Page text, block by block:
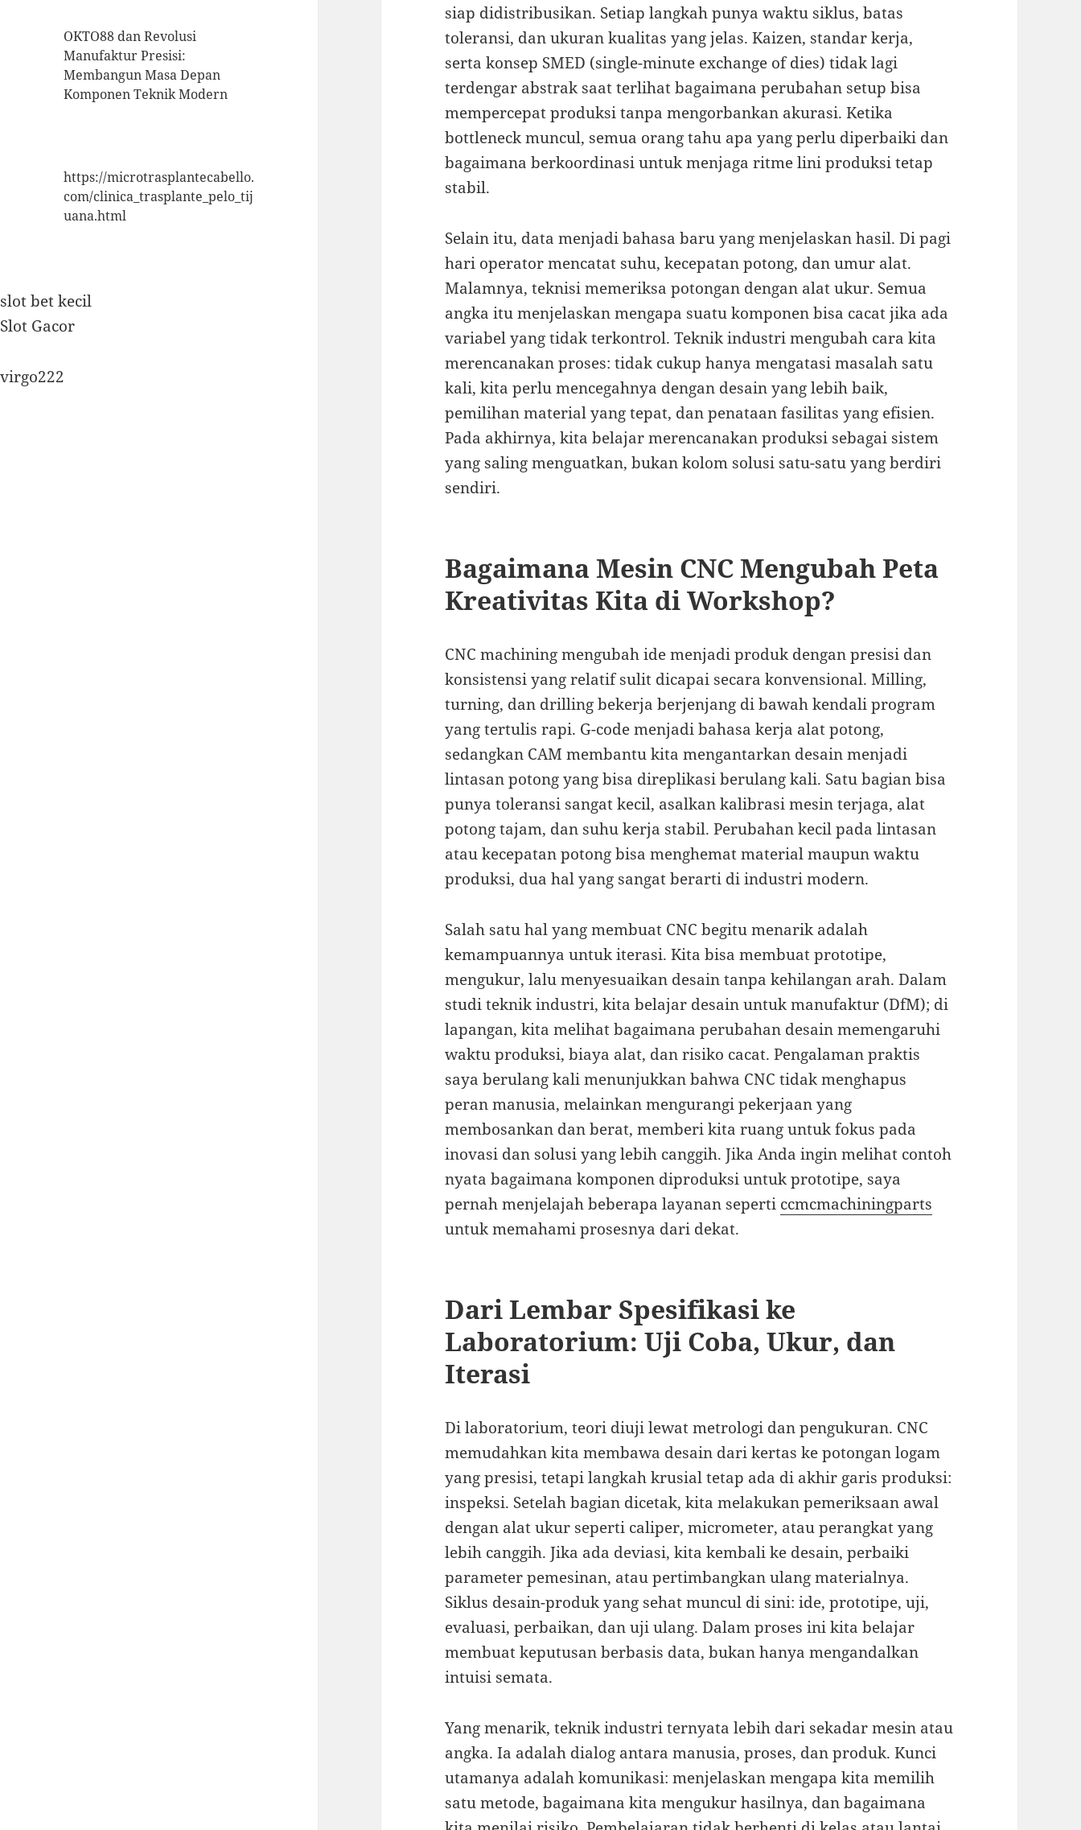
OKTO88 dan Revolusi
Manufaktur Presisi:
Membangun Masa Depan
Komponen Teknik Modern
https://microtrasplantecabello.
com/clinica_trasplante_pelo_tij
uana.html
slot bet kecil
Slot Gacor
virgo222
siap didistribusikan. Setiap langkah punya waktu siklus, batas
toleransi, dan ukuran kualitas yang jelas. Kaizen, standar kerja,
serta konsep SMED (single-minute exchange of dies) tidak lagi
terdengar abstrak saat terlihat bagaimana perubahan setup bisa
mempercepat produksi tanpa mengorbankan akurasi. Ketika
bottleneck muncul, semua orang tahu apa yang perlu diperbaiki dan
bagaimana berkoordinasi untuk menjaga ritme lini produksi tetap
stabil.
Selain itu, data menjadi bahasa baru yang menjelaskan hasil. Di pagi
hari operator mencatat suhu, kecepatan potong, dan umur alat.
Malamnya, teknisi memeriksa potongan dengan alat ukur. Semua
angka itu menjelaskan mengapa suatu komponen bisa cacat jika ada
variabel yang tidak terkontrol. Teknik industri mengubah cara kita
merencanakan proses: tidak cukup hanya mengatasi masalah satu
kali, kita perlu mencegahnya dengan desain yang lebih baik,
pemilihan material yang tepat, dan penataan fasilitas yang efisien.
Pada akhirnya, kita belajar merencanakan produksi sebagai sistem
yang saling menguatkan, bukan kolom solusi satu-satu yang berdiri
sendiri.
Bagaimana Mesin CNC Mengubah Peta
Kreativitas Kita di Workshop?
CNC machining mengubah ide menjadi produk dengan presisi dan
konsistensi yang relatif sulit dicapai secara konvensional. Milling,
turning, dan drilling bekerja berjenjang di bawah kendali program
yang tertulis rapi. G-code menjadi bahasa kerja alat potong,
sedangkan CAM membantu kita mengantarkan desain menjadi
lintasan potong yang bisa direplikasi berulang kali. Satu bagian bisa
punya toleransi sangat kecil, asalkan kalibrasi mesin terjaga, alat
potong tajam, dan suhu kerja stabil. Perubahan kecil pada lintasan
atau kecepatan potong bisa menghemat material maupun waktu
produksi, dua hal yang sangat berarti di industri modern.
Salah satu hal yang membuat CNC begitu menarik adalah
kemampuannya untuk iterasi. Kita bisa membuat prototipe,
mengukur, lalu menyesuaikan desain tanpa kehilangan arah. Dalam
studi teknik industri, kita belajar desain untuk manufaktur (DfM); di
lapangan, kita melihat bagaimana perubahan desain memengaruhi
waktu produksi, biaya alat, dan risiko cacat. Pengalaman praktis
saya berulang kali menunjukkan bahwa CNC tidak menghapus
peran manusia, melainkan mengurangi pekerjaan yang
membosankan dan berat, memberi kita ruang untuk fokus pada
inovasi dan solusi yang lebih canggih. Jika Anda ingin melihat contoh
nyata bagaimana komponen diproduksi untuk prototipe, saya
pernah menjelajah beberapa layanan seperti ccmcmachiningparts
untuk memahami prosesnya dari dekat.
Dari Lembar Spesifikasi ke
Laboratorium: Uji Coba, Ukur, dan
Iterasi
Di laboratorium, teori diuji lewat metrologi dan pengukuran. CNC
memudahkan kita membawa desain dari kertas ke potongan logam
yang presisi, tetapi langkah krusial tetap ada di akhir garis produksi:
inspeksi. Setelah bagian dicetak, kita melakukan pemeriksaan awal
dengan alat ukur seperti caliper, micrometer, atau perangkat yang
lebih canggih. Jika ada deviasi, kita kembali ke desain, perbaiki
parameter pemesinan, atau pertimbangkan ulang materialnya.
Siklus desain-produk yang sehat muncul di sini: ide, prototipe, uji,
evaluasi, perbaikan, dan uji ulang. Dalam proses ini kita belajar
membuat keputusan berbasis data, bukan hanya mengandalkan
intuisi semata.
Yang menarik, teknik industri ternyata lebih dari sekadar mesin atau
angka. Ia adalah dialog antara manusia, proses, dan produk. Kunci
utamanya adalah komunikasi: menjelaskan mengapa kita memilih
satu metode, bagaimana kita mengukur hasilnya, dan bagaimana